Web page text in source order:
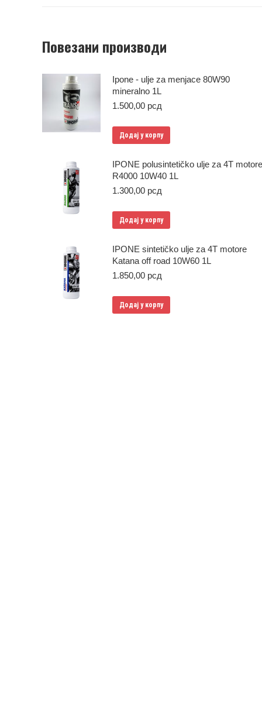
Повезани производи
Ipone - ulje za menjace 80W90
mineralno 1L
1.500,00 рсд
Додај у корпу
IPONE polusintetičko ulje za 4T motore
R4000 10W40 1L
1.300,00 рсд
Додај у корпу
IPONE sintetičko ulje za 4T motore
Katana off road 10W60 1L
1.850,00 рсд
Додај у корпу